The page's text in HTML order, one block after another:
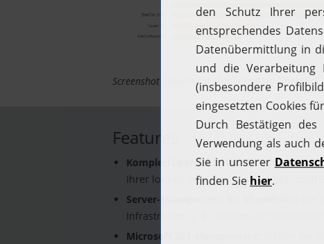
Screenshot SharePoint Manager Plus:
Features
Komplettübersicht über Infrastruktur:
Ihrer lokalen SharePoint- sowie
Server-Management für SharePoint:
Die
Infrastruktur, z. B. in Form von
Microsoft 365-Management:
Stellen Sie